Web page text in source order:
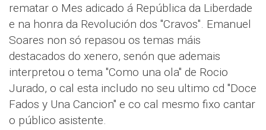
rematar o Mes adicado á República da Liberdade
e na honra da Revolución dos "Cravos". Emanuel
Soares non só repasou os temas máis
destacados do xenero, senón que ademais
interpretou o tema "Como una ola" de Rocio
Jurado, o cal esta includo no seu ultimo cd "Doce
Fados y Una Cancion" e co cal mesmo fixo cantar
o público asistente.